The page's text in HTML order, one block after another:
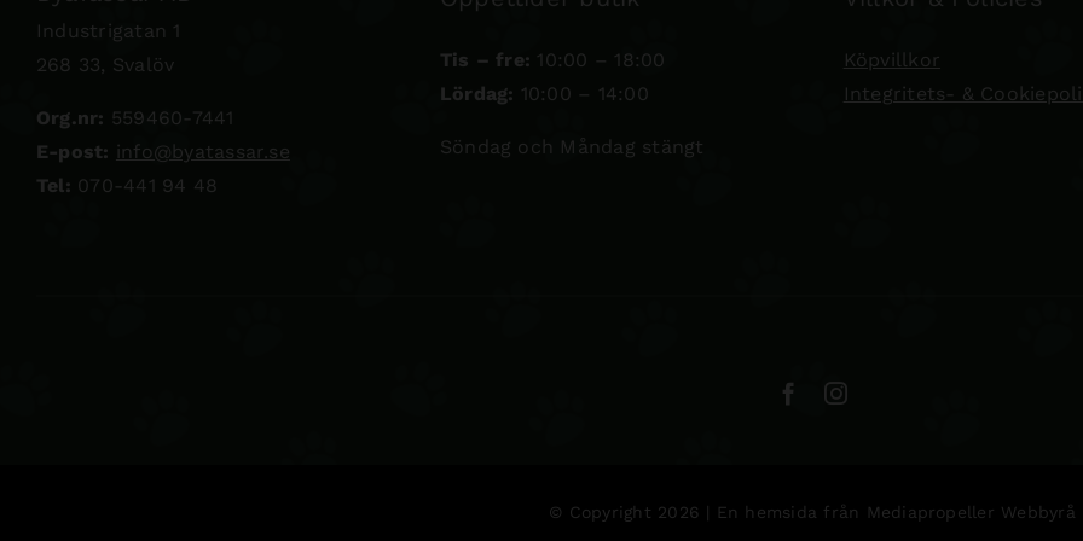
Industrigatan 1
268 33, Svalöv
Org.nr: 559460-7441
E-post: info@byatassar.se
Tel: 070-441 94 48
Tis – fre: 10:00 – 18:00
Lördag: 10:00 – 14:00
Söndag och Måndag stängt
Köpvillkor
Integritets- &
© Copyright 2026 | En hemsida från Mediapropeller Webbyrå